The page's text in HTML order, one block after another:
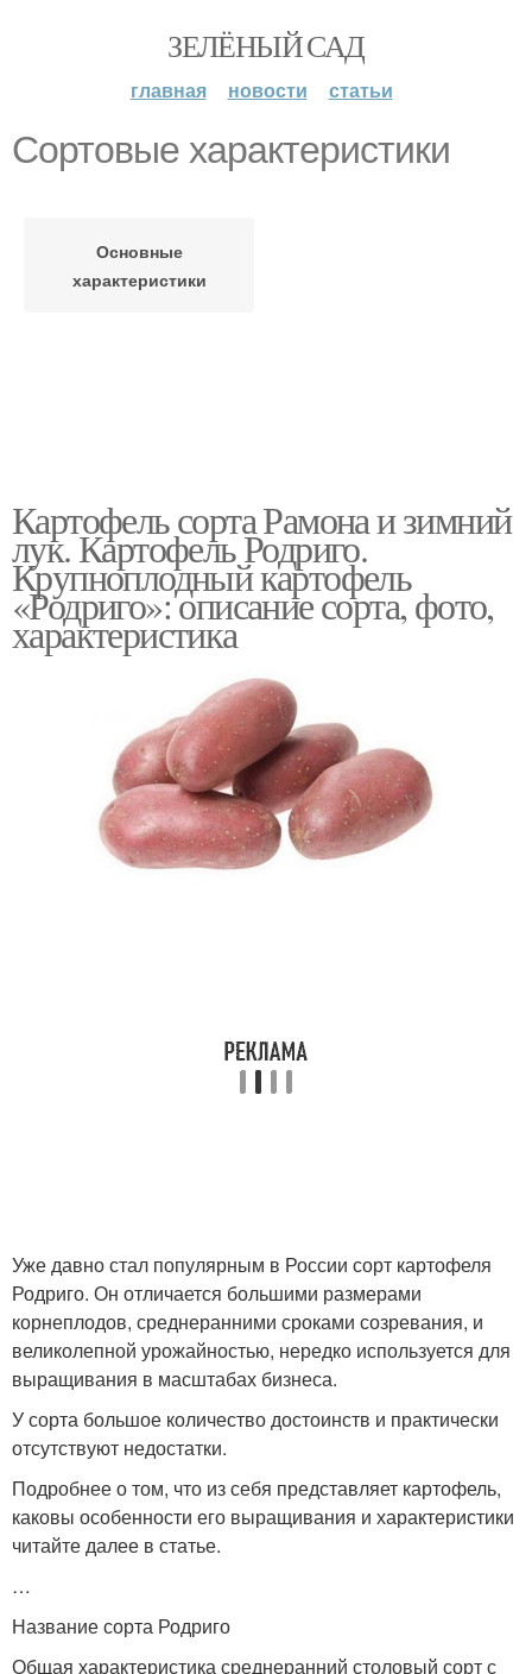
ЗЕЛЁНЫЙ САД
главная новости статьи
Сортовые характеристики
Основные
характеристики
Картофель сорта Рамона и зимний
лук. Картофель Родриго.
Крупноплодный картофель
«Родриго»: описание сорта, фото,
характеристика
Уже давно стал популярным в России сорт картофеля
Родриго. Он отличается большими размерами
корнеплодов, среднеранними сроками созревания, и
великолепной урожайностью, нередко используется для
выращивания в масштабах бизнеса.
У сорта большое количество достоинств и практически
отсутствуют недостатки.
Подробнее о том, что из себя представляет картофель,
каковы особенности его выращивания и характеристики
читайте далее в статье.
…
Название сорта Родриго
Общая характеристика среднеранний столовый сорт с